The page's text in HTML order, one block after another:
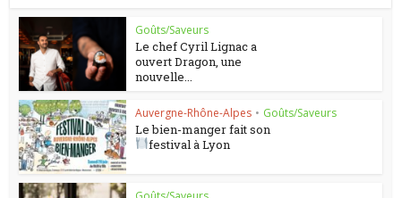
Goûts/Saveurs
Le chef Cyril Lignac a
ouvert Dragon, une
nouvelle...
Auvergne-Rhône-Alpes • Goûts/Saveurs
Le bien-manger fait son
festival à Lyon